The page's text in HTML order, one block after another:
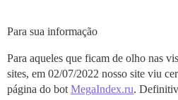
Para sua informação
Para aqueles que ficam de olho nas
sites, em 02/07/2022 nosso site viu
página do bot MegaIndex.ru.